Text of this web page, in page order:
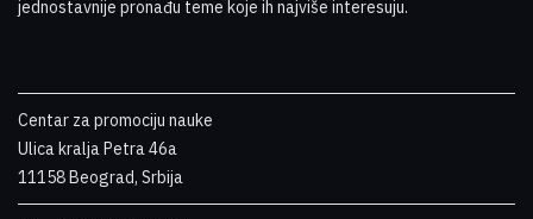
jednostavnije pronađu teme koje ih najviše interesuju.
Centar za promociju nauke
Ulica kralja Petra 46a
11158 Beograd, Srbija